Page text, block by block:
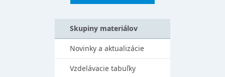
Skupiny materiálov
Novinky a aktualizácie
Vzdelávacie tabuľky